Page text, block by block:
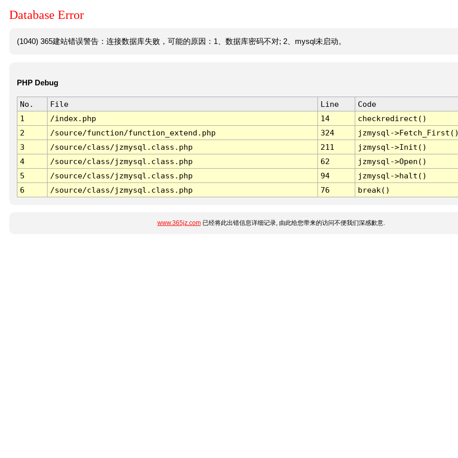
Database Error
(1040) 365建站错误警告：连接数据库失败，可能的原因：1、数据库密码不对; 2、mysql未启动。
PHP Debug
No. File Line
Code
1
/index.php 14
checkredirect()
2
/source/function/function_extend.php 324
jzmysql-
3
/source/class/jzmysql.class.php 211
jzmysql->Init()
4
/source/class/jzmysql.class.php 62
jzmysql->Open()
5
/source/class/jzmysql.class.php 94
jzmysql->halt()
6
/source/class/jzmysql.class.php 76 break()
www.365jz.com已经将此出错信息详细记录, 由此给您带来的访问不便我们深感歉意.